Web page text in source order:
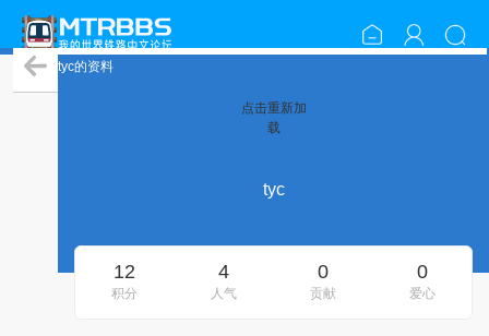
tyc的资料
点击重新加
载
tyc
12
积分
4
人气
0
贡献
0
爱心